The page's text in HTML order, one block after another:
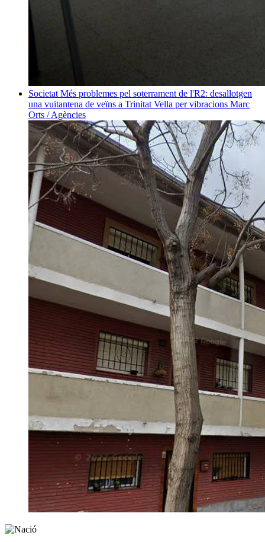
Societat Més problemes pel soterrament de l'R2: desallotgen
una vuitantena de veïns a Trinitat Vella per vibracions Marc
Orts / Agències